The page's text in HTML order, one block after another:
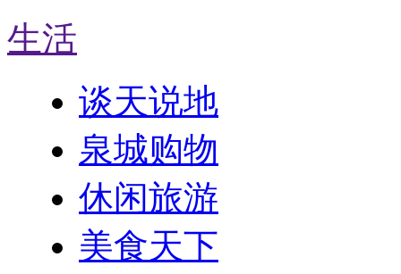
生活
谈天说地
泉城购物
休闲旅游
美食天下